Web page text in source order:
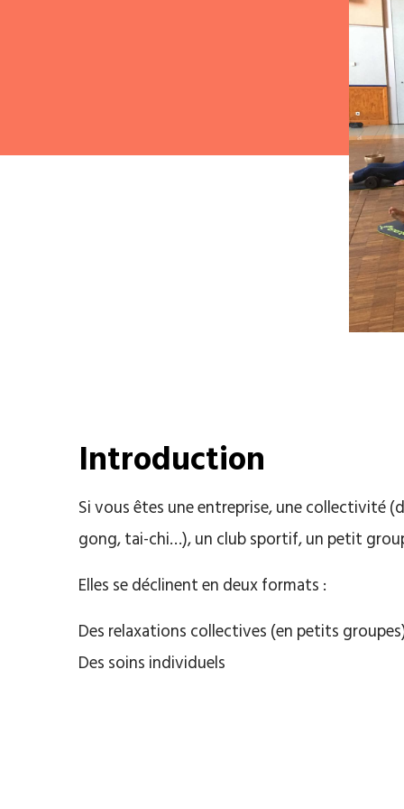
Introduction
Si vous êtes une entreprise, une collectivité
gong, tai-chi…), un club sportif, un petit
Elles se déclinent en deux formats :
Des relaxations collectives (en petits
Des soins individuels